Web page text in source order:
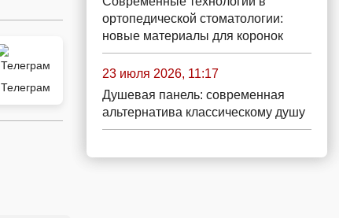
Телеграм
ортопедической стоматологии:
новые материалы для коронок
23 июля 2026, 11:17
Душевая панель: современная
альтернатива классическому душу